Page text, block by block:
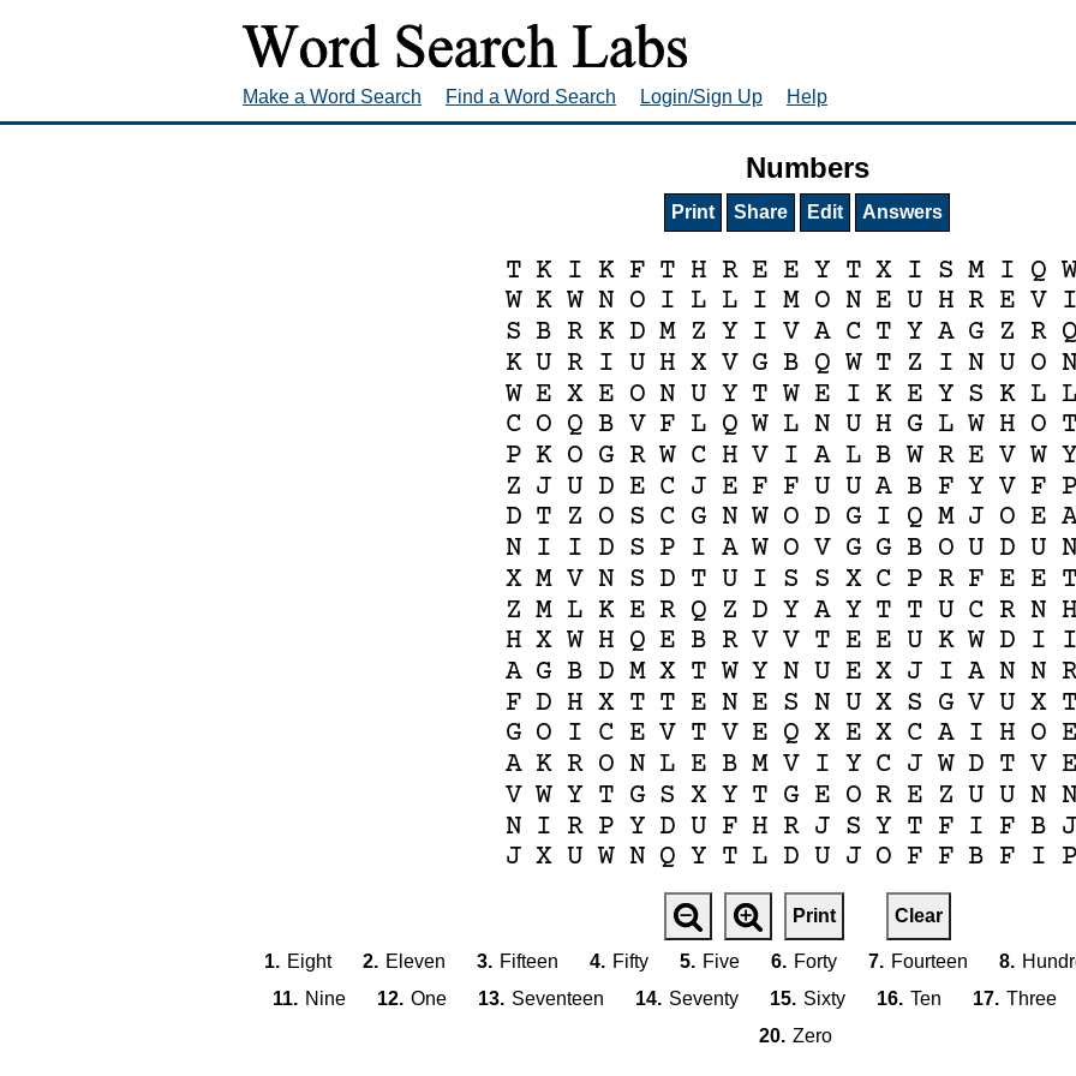
Make a Word Search Find a Word Search Login/Sign Up Help
Numbers
Print Share Edit Answers
T K I K F T H R E E Y T X I S M I Q
W K W N O I L L I M O N E U H R E V I
S B R K D M Z Y I V A C T Y A G Z R Q
K U R I U H X V G B Q W T Z I N U O N
W E X E O N U Y T W E I K E Y S K L L
C O Q B V F L Q W L N U H G L W H O T
P K O G R W C H V I A L B W R E V W Y
Z J U D E C J E F F U U A B F Y V F P
D T Z O S C G N W O D G I Q M J O E
N I I D S P I A W O V G G B O U D U N
X M V N S D T U I S S X C P R F E E T
Z M L K E R Q Z D Y A Y T T U C R N H
H X W H Q E B R V V T E E U K W D I I
A G B D M X T W Y N U E X J I A N N
F D H X T T E N E S N U X S G V U X T
G O I C E V T V E Q X E X C A I H O E
A K R O N L E B M V I Y C J W D T V E
V W Y T G S X Y T G E O R E Z U U N N
N I R P Y D U F H R J S Y T F I F B J
J X U W N Q Y T L D U J O F F B F I P
Print Clear
1. Eight 2. Eleven 3. Fifteen 4. Fifty 5. Five 6. Forty 7. Fourteen 8.
11. Nine 12. One 13. Seventeen 14. Seventy 15. Sixty 16. Ten 17. Three
20. Zero